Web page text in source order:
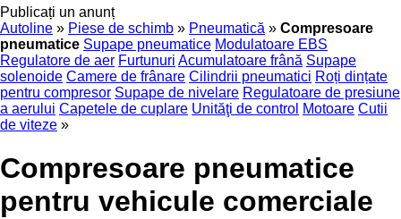
Publicați un anunț
Autoline » Piese de schimb » Pneumatică » Compresoare
pneumatice Supape pneumatice Modulatoare EBS
Regulatore de aer Furtunuri Acumulatoare frână Supape
solenoide Camere de frânare Cilindrii pneumatici Roți dințate
pentru compresor Supape de nivelare Regulatoare de presiune
a aerului Capetele de cuplare Unităţi de control Motoare Cutii
de viteze »
Compresoare pneumatice
pentru vehicule comerciale